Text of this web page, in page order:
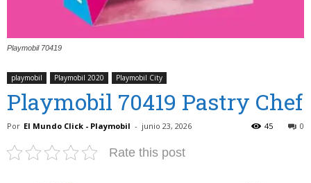
Playmobil 70419
playmobil Playmobil 2020 Playmobil City
Playmobil 70419 Pastry Chef
Por El Mundo Click - Playmobil - junio 23, 2026 0
45
Rate this post